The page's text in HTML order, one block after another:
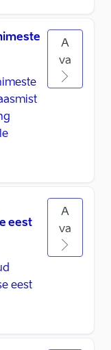
A
va
eest
eest
A
va